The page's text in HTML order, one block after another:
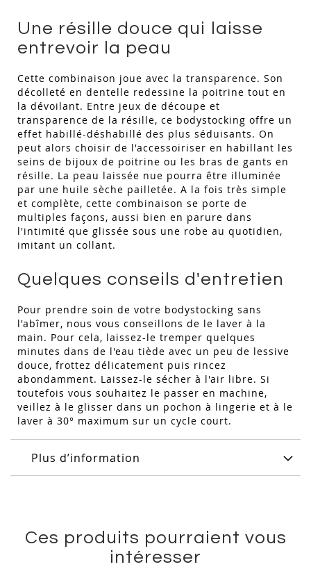
Une résille douce qui laisse
entrevoir la peau
Cette combinaison joue avec la transparence. Son
décolleté en dentelle redessine la poitrine tout en
la dévoilant. Entre jeux de découpe et
transparence de la résille, ce bodystocking offre un
effet habillé-déshabillé des plus séduisants. On
peut alors choisir de l'accessoiriser en habillant les
seins de bijoux de poitrine ou les bras de gants en
résille. La peau laissée nue pourra être illuminée
par une huile sèche pailletée. A la fois très simple
et complète, cette combinaison se porte de
multiples façons, aussi bien en parure dans
l'intimité que glissée sous une robe au quotidien,
imitant un collant.
Quelques conseils d'entretien
Pour prendre soin de votre bodystocking sans
l'abîmer, nous vous conseillons de le laver à la
main. Pour cela, laissez-le tremper quelques
minutes dans de l'eau tiède avec un peu de lessive
douce, frottez délicatement puis rincez
abondamment. Laissez-le sécher à l'air libre. Si
toutefois vous souhaitez le passer en machine,
veillez à le glisser dans un pochon à lingerie et à le
laver à 30° maximum sur un cycle court.
Plus d’information
Ces produits pourraient vous
intéresser